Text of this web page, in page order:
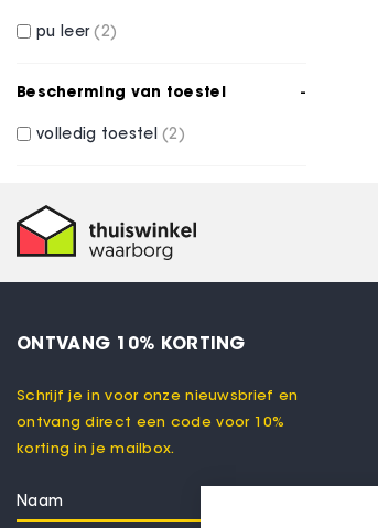
pu leer 2
Bescherming van toestel
volledig toestel 2
ONTVANG 10% KORTING
Schrijf je in voor onze nieuwsbrief en
ontvang direct een code voor 10%
korting in je mailbox.